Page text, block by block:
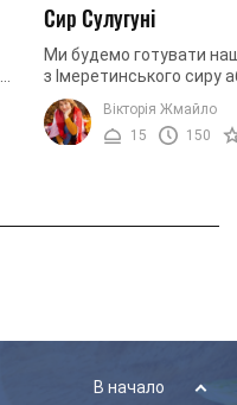
Сир Сулугуні
Ми будемо готувати
з Імеретинського сиру
словами, з бринзи.
Сулугуні з даного сиру
великих ...
Вікторія Жмайло
15
150
В начало